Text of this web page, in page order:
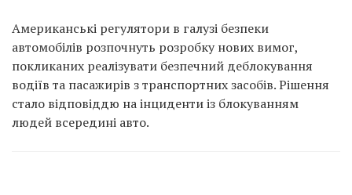
Американські регулятори в галузі безпеки
автомобілів розпочнуть розробку нових вимог,
покликаних реалізувати безпечний деблокування
водіїв та пасажирів з транспортних засобів. Рішення
стало відповіддю на інциденти із блокуванням
людей всередині авто.